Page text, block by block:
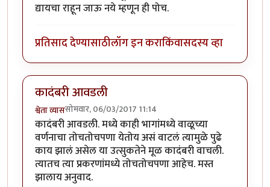
द्यायचा राहून जाऊ नये म्हणून ही पोच.
प्रतिसाद देण्यासाठीलॉग इन कराकिंवासदस्य व्हा
कादंबरी आवडली
श्वेता व्याससोमवार, 06/03/2017 11:14
कादंबरी आवडली. मध्ये काही भागांमध्ये वाळूच्या
वर्णनाचा तोचतोचपणा येतोय असं वाटलं त्यामुळे पुढे
काय झालं असेल या उत्सुकतेने मूळ कादंबरी वाचली.
त्यातच त्या प्रकरणांमध्ये तोचतोचपणा आहेच. मस्त
झालाय अनुवाद.